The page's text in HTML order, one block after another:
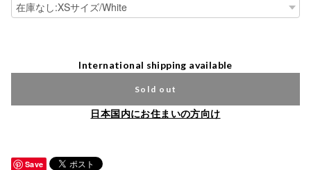
International shipping available
Sold out
日本国内にお住まいの方向け
Save